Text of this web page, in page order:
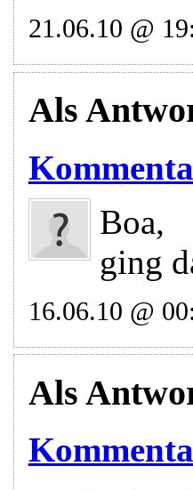
21.06.10 @
Als
Boa,
ging
16.06.10 @
Als